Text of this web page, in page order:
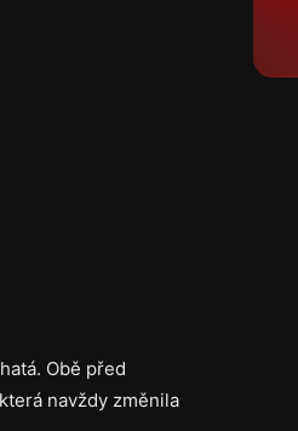
Obě před
navždy změnila